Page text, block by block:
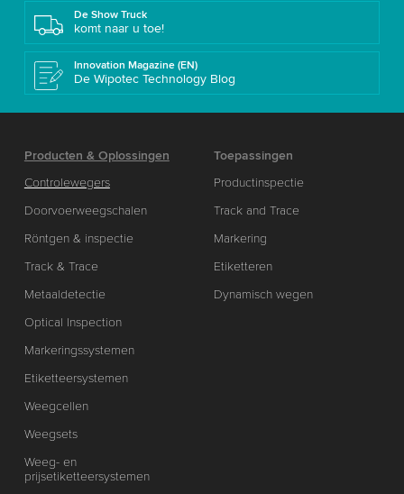
De Show Truck
komt naar u toe!
Innovation Magazine (EN)
De Wipotec Technology Blog
Producten & Oplossingen
Controlewegers
Doorvoerweegschalen
Röntgen & inspectie
Track & Trace
Metaaldetectie
Optical Inspection
Markeringssystemen
Etiketteersystemen
Weegcellen
Weegsets
Weeg- en
prijsetiketteersystemen
Toepassingen
Productinspectie
Track and Trace
Markering
Etiketteren
Dynamisch wegen